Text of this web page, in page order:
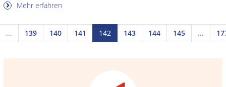
Mehr erfahren
... 139 140 141 142 143 144 145 ...